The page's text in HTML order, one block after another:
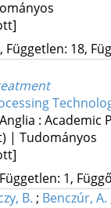
18,
: Academic
| Tudományos
1,
B. ; Benczúr, A.